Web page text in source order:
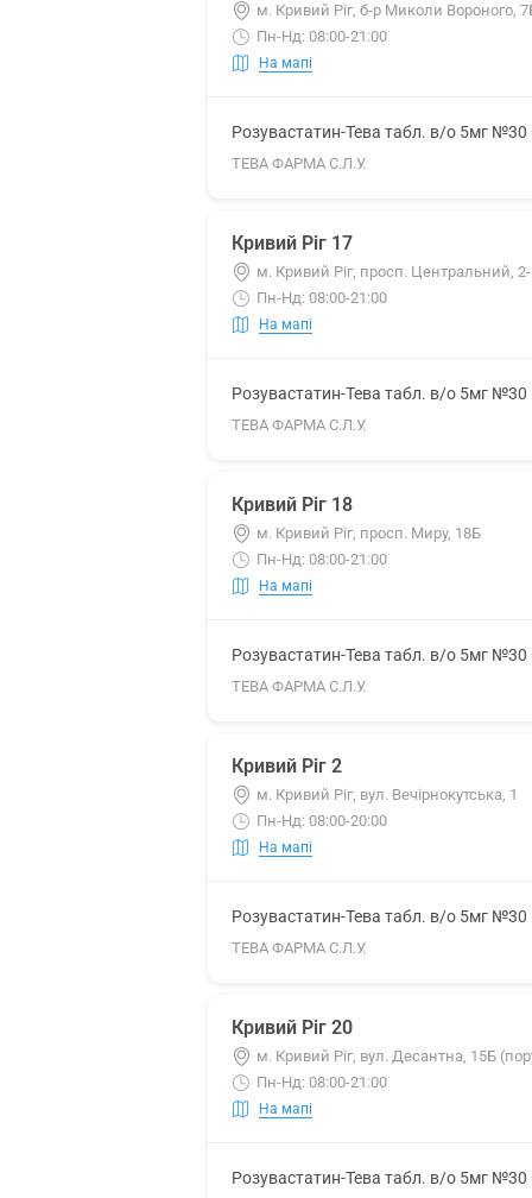
м. Кривий Ріг, б-р Миколи Вороного,
Пн-Нд: 08:00-21:00
На мапі
Розувастатин-Тева табл. в/о 5мг №30
ТЕВА ФАРМА С.Л.У.
Кривий Ріг 17
м. Кривий Ріг, просп. Центральний,
Пн-Нд: 08:00-21:00
На мапі
Розувастатин-Тева табл. в/о 5мг №30
ТЕВА ФАРМА С.Л.У.
Кривий Ріг 18
м. Кривий Ріг, просп. Миру, 18Б
Пн-Нд: 08:00-21:00
На мапі
Розувастатин-Тева табл. в/о 5мг №30
ТЕВА ФАРМА С.Л.У.
Кривий Ріг 2
м. Кривий Ріг, вул. Вечірнокутська, 1
Пн-Нд: 08:00-20:00
На мапі
Розувастатин-Тева табл. в/о 5мг №30
ТЕВА ФАРМА С.Л.У.
Кривий Ріг 20
м. Кривий Ріг, вул. Десантна, 15Б
Пн-Нд: 08:00-21:00
На мапі
Розувастатин-Тева табл. в/о 5мг №30